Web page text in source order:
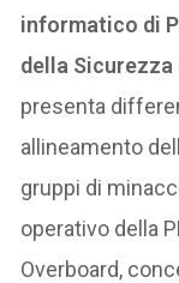
informatico di
della Sicurezza
presenta
allineamento
gruppi di
operativo della
Overboard,